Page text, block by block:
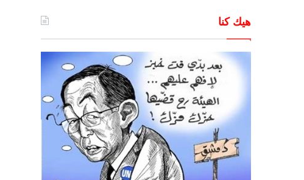
هيك كنا